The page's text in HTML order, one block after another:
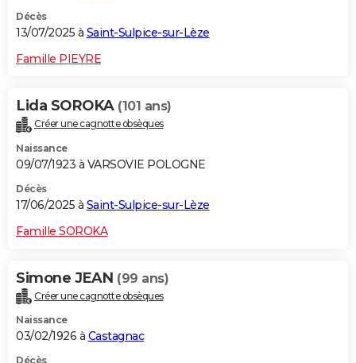
Décès
13/07/2025 à Saint-Sulpice-sur-Lèze
Famille PIEYRE
Lida SOROKA (101 ans)
Créer une cagnotte obsèques
Naissance
09/07/1923 à VARSOVIE POLOGNE
Décès
17/06/2025 à Saint-Sulpice-sur-Lèze
Famille SOROKA
Simone JEAN (99 ans)
Créer une cagnotte obsèques
Naissance
03/02/1926 à Castagnac
Décès